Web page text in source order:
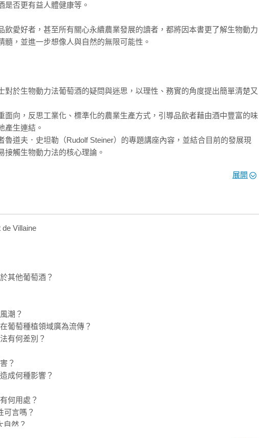
是否更有益人體健康等。
飲愛好者，甚至所有關心永續農業發展的讀者，都將因本書更了解生物動力
髓，並進一步想像人與自然的無限可能性。
於生物動力法葡萄酒的疑問與迷思，以理性、務實的角度提出簡單清楚又
向，反思工業化、標準化的農業生產方式，引導品飲者藉由酒中豐富的味
產生連結。
道夫．史坦勒（Rudolf Steiner）的專題講座內容，並結合目前的發展現
接觸生物動力法的核心理論。
、陳千浩｜釀酒師．農學博士、陳世雄｜南華大學科技學院院長．台灣有機
陳定鑫｜社團法人台灣侍酒師協會理事長、溫唯恩｜布根地認證講師．
源理｜法國布根地大學葡萄酒風土條件學碩士．「飲君子」生活美學品牌創
葡萄酒價值觀中，生物動力農法的應用加深了葡萄酒與土地之間的連結，同
業科技的盲點與危機，甚至也為因氣候變遷災難更頻繁的葡萄酒業，提供了
森
土，讓葡萄酒詮釋大自然真實滋味。
陳千浩
紗：彷彿與葡萄酒世界最神祕的事物——生物動力法面對面的交談；關於它
們娓娓道來。
會理事長　陳定鑫
或創新？迷信還是科學？透過本書的引領將可一窺堂奧。
du Tastevin　溫唯恩
展開
Villaine
其他葡萄酒？
潮？
葡萄種植領域廣為流傳？
有何差別？
？
成何種影響？
何用處？
可言嗎？
自然？